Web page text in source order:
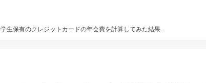
学生保有のクレジットカードの年会費を計算してみた結果...